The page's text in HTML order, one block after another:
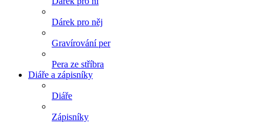
Dárek pro něj
Gravírování per
Pera ze stříbra
Diáře a zápisníky
Diáře
Zápisníky